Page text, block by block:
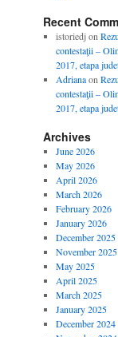
Recent
istoriedjon
contestaţii –
2017, etapa
Adrianaon
contestaţii –
2017, etapa
Archives
June 2026
May 2026
April 2026
March 2026
February 2026
January 2026
December 2025
November 2025
May 2025
April 2025
March 2025
January 2025
December 2024